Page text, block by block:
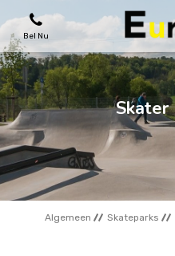
Bel Nu
SPEELTOESTELLEN
SKATEPARKS
HOUTEN HUIZENS
STADSMEUBILAIRS
Skater
Algemeen Skateparks